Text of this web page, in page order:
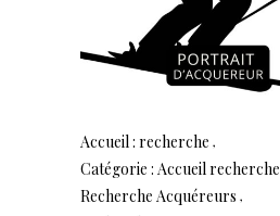
Accueil : recherche
Catégorie : Accueil recherche
Recherche Acquéreurs